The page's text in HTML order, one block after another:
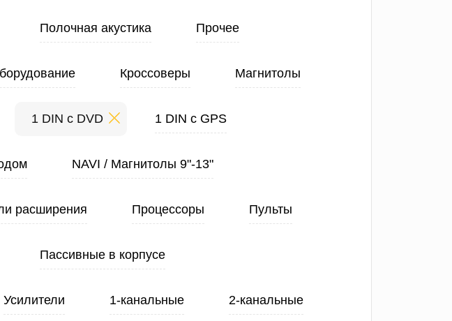
Полочная акустика Прочее
Кроссоверы Магнитолы
1 DIN с DVD 1 DIN с GPS
NAVI / Магнитолы 9"-13"
расширения Процессоры Пульты
Пассивные в корпусе
Усилители 1-канальные 2-канальные